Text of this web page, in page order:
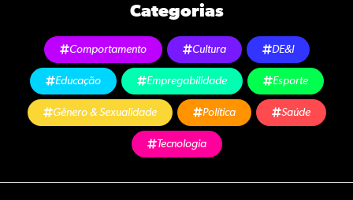
Categorias
Comportamento Cultura DE&I
Educação Empregabilidade Esporte
Gênero & Sexualidade Política Saúde
Tecnologia